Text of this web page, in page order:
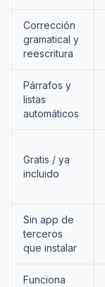
Corrección
gramatical y
reescritura
Párrafos y
listas
automáticos
Gratis / ya
incluido
Sin app de
terceros
que instalar
Funciona